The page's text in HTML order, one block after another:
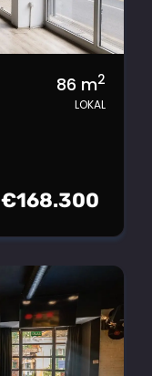
86 m2
LOKAL
€168.300